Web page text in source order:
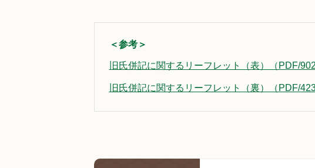
＜参考＞
旧氏併記に関するリーフレット（表）（PDF/
旧氏併記に関するリーフレット（裏）（PDF/